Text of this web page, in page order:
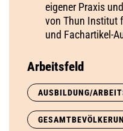
eigener Praxis
von Thun Institut
und Fachartikel-
Arbeitsfeld
AUSBILDUNG/